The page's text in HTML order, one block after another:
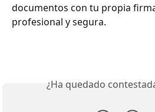
documentos con tu propia
profesional y segura.
¿Ha quedado